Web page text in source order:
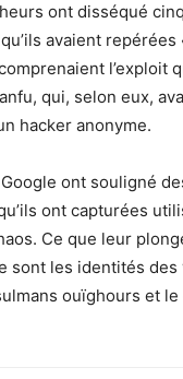
ont disséqué
avaient repérées
l’exploit
qui, selon eux,
hacker anonyme.
ont souligné
ont capturées
Ce que leur
sont les identités
ouïghours et